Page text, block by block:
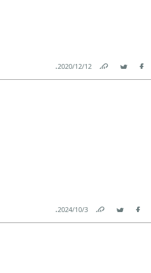
Facebook
Twitter
Link
12‏/12‏/2020
.
Facebook
Twitter
Link
3‏/10‏/2024
.